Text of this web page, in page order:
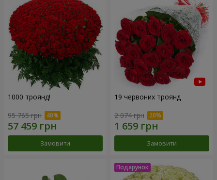
1000 троянд!
95 765 грн
Замовити
19 червоних троянд
2 074 грн
Замовити